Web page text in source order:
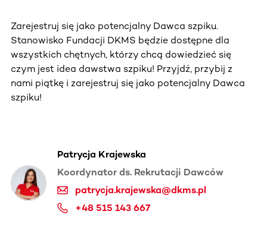
Zarejestruj się jako potencjalny Dawca szpiku.
Stanowisko Fundacji DKMS będzie dostępne dla
wszystkich chętnych, którzy chcą dowiedzieć się
czym jest idea dawstwa szpiku! Przyjdź, przybij z
nami piątkę i zarejestruj się jako potencjalny Dawca
szpiku!
Patrycja Krajewska
Koordynator ds. Rekrutacji Dawców
patrycja.krajewska@dkms.pl
+48 515 143 667